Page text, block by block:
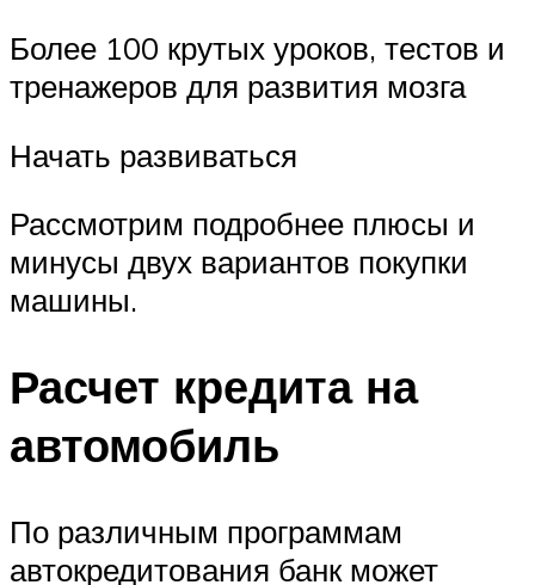
Более 100 крутых уроков, тестов и
тренажеров для развития мозга
Начать развиваться
Рассмотрим подробнее плюсы и
минусы двух вариантов покупки
машины.
Расчет кредита на
автомобиль
По различным программам
автокредитования банк может